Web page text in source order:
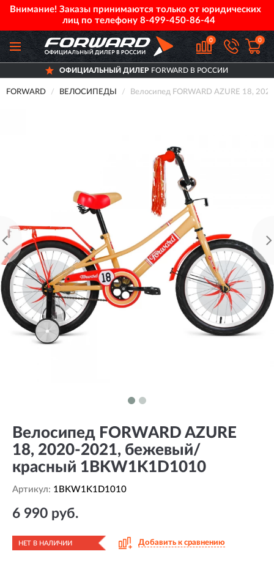
Внимание! Заказы принимаются только от юридических
лиц по телефону 8-499-450-86-44
0 0
ОФИЦИАЛЬНЫЙ ДИЛЕРFORWARD В РОССИИ
FORWARD ВЕЛОСИПЕДЫ Велосипед FORWARD AZURE 18,
Велосипед FORWARD AZURE
18, 2020-2021, бежевый/
красный 1BKW1K1D1010
Артикул: 1BKW1K1D1010
6 990 руб.
НЕТ В НАЛИЧИИ Добавить к сравнению